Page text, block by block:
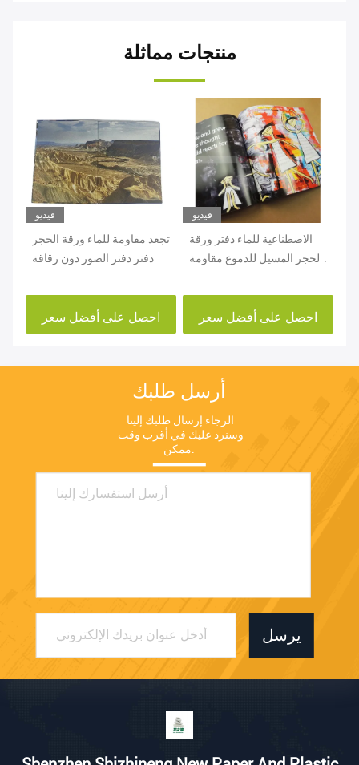
منتجات مماثلة
فيديو
تجعد مقاومة للماء ورقة الحجر
دفتر دفتر الصور دون رقاقة
احصل على أفضل سعر
فيديو
الاصطناعية للماء دفتر ورقة
الحجر المسيل للدموع مقاومة
احصل على أفضل سعر
أرسل طلبك
يرسل